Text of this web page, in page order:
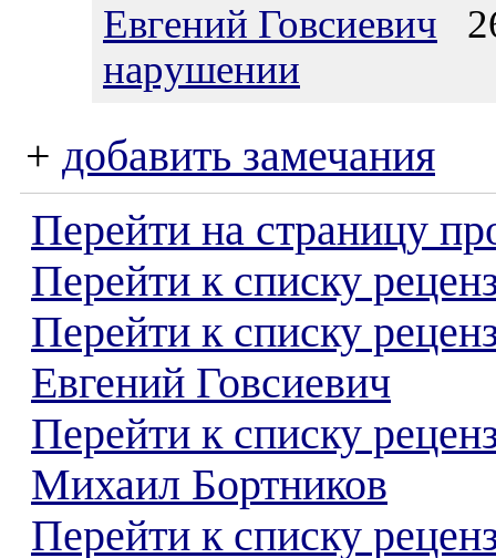
Евгений Говсиевич
нарушении
+ добавить замечания
Перейти на страницу
Перейти к списку
Перейти к списку
Евгений Говсиевич
Перейти к списку
Михаил Бортников
Перейти к списку